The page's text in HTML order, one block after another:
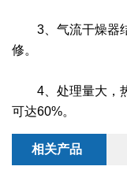
3、气流干燥器结
修。
4、处理量大，热
可达60%。
相关产品